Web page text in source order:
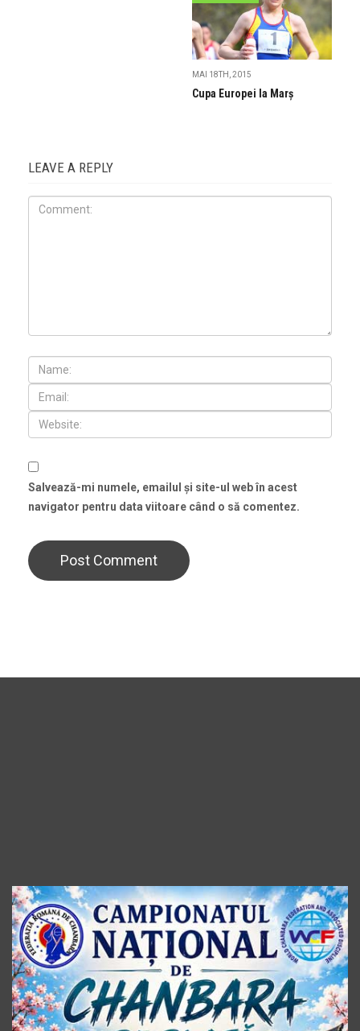
MAI 18TH, 2015
Cupa Europei la Marș
LEAVE A REPLY
Salvează-mi numele, emailul și site-ul web în acest
navigator pentru data viitoare când o să comentez.